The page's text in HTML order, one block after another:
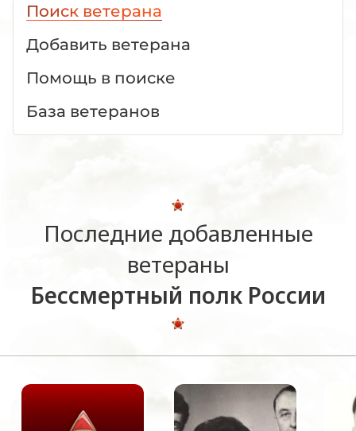
Поиск ветерана
Добавить ветерана
Помощь в поиске
База ветеранов
Последние добавленные
ветераны
Бессмертный полк России